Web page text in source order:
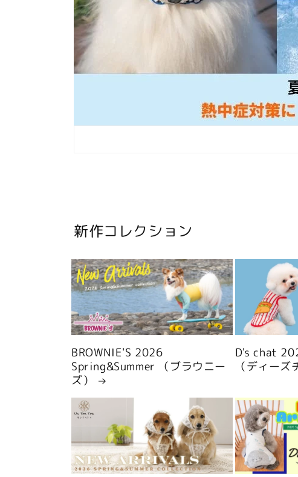
新作コレクション
BROWNIE'S 2026
Spring&Summer （ブラウニー
ズ）
D's chat
（ディーズ